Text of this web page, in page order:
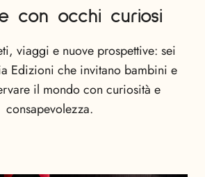
con occhi curiosi
viaggi e nuove prospettive: sei
Edizioni che invitano bambini e
il mondo con curiosità e
consapevolezza.